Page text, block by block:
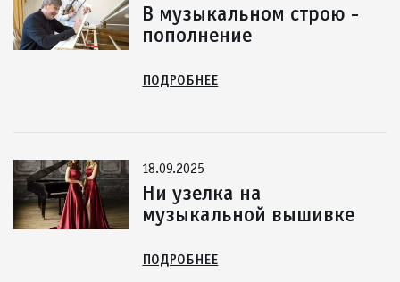
В музыкальном строю -
пополнение
ПОДРОБНЕЕ
18.09.2025
Ни узелка на
музыкальной вышивке
ПОДРОБНЕЕ